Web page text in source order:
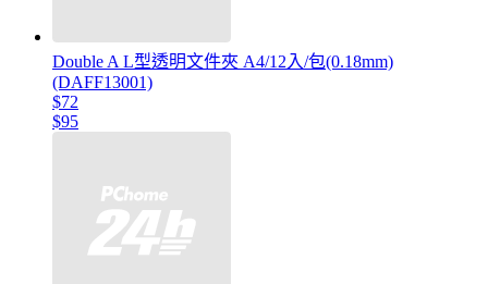
Double A L型透明文件夾 A4/12入/包(0.18mm)
(DAFF13001)
$72
$95